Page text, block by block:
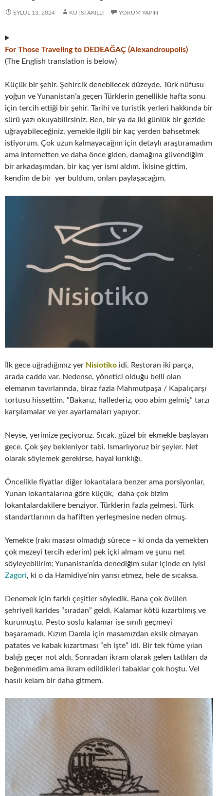
EYLÜL 13, 2024 KUTSI AKILLI YORUM YAPIN
For Those Traveling to DEDEAĞAÇ (Alexandroupolis)
(The English translation is below)
Küçük bir şehir. Şehircik denebilecek düzeyde. Türk nüfusu
yoğun ve Yunanistan’a geçen Türklerin genellikle hafta sonu
için tercih ettiği bir şehir. Tarihi ve turistik yerleri hakkında bir
sürü yazı okuyabilirsiniz. Ben, bir ya da iki günlük bir gezide
uğrayabileceğiniz, yemekle ilgili bir kaç yerden bahsetmek
istiyorum. Çok uzun kalmayacağım için detaylı araştıramadım
ama internetten ve daha önce giden, damağına güvendiğim
bir arkadaşımdan, bir kaç yer ismi aldım. İkisine gittim,
kendim de bir yer buldum, onları paylaşacağım.
İlk gece uğradığımız yer Nisiotiko idi. Restoran iki parça,
arada cadde var. Nedense, yönetici olduğu belli olan
elemanın tavırlarında, biraz fazla Mahmutpaşa / Kapalıçarşı
tortusu hissettim. “Bakarız, hallederiz, ooo abim gelmiş” tarzı
karşılamalar ve yer ayarlamaları yapıyor.
Neyse, yerimize geçiyoruz. Sıcak, güzel bir ekmekle başlayan
gece. Çok şey bekleniyor tabi. Ismarlıyoruz bir şeyler. Net
olarak söylemek gerekirse, hayal kırıklığı.
Öncelikle fiyatlar diğer lokantalara benzer ama porsiyonlar,
Yunan lokantalarına göre küçük, daha çok bizim
lokantalardakilere benziyor. Türklerin fazla gelmesi, Türk
standartlarının da hafiften yerleşmesine neden olmuş.
Yemekte (rakı masası olmadığı sürece – ki onda da yemekten
çok mezeyi tercih ederim) pek içki almam ve şunu net
söyleyebilirim; Yunanistan’da denediğim sular içinde en iyisi
Zagori, ki o da Hamidiye’nin yarısı etmez, hele de sıcaksa.
Denemek için farklı çeşitler söyledik. Bana çok övülen
şehriyeli karides “sıradan” geldi. Kalamar kötü kızartılmış ve
kurumuştu. Pesto soslu kalamar ise sınıfı geçmeyi
başaramadı. Kızım Damla için masamızdan eksik olmayan
patates ve kabak kızartması “eh işte” idi. Bir tek füme yılan
balığı geçer not aldı. Sonradan ikram olarak gelen tatlıları da
beğenmedim ama ikram edildikleri tabaklar çok hoştu. Vel
hasılı kelam bir daha gitmem.